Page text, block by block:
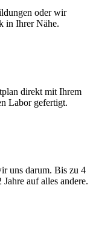
oder wir
in Ihrer Nähe.
direkt mit Ihrem
Labor gefertigt.
uns darum. Bis zu 4
auf alles andere.